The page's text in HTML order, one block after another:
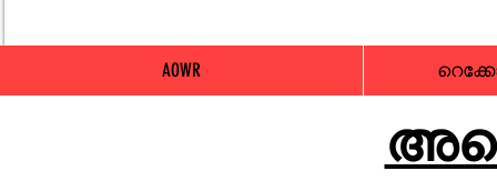
AOWR